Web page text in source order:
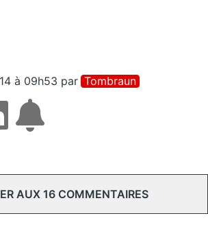
à 09h53 par Tombraun
AUX 16 COMMENTAIRES